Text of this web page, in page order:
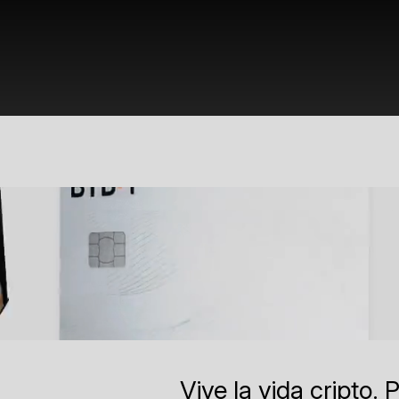
Vive la vida cripto.